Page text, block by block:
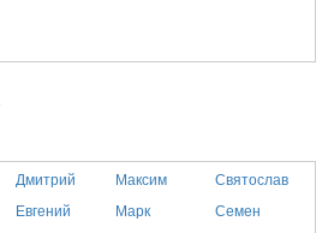
Дмитрий
Евгений
Максим
Марк
Святослав
Семен